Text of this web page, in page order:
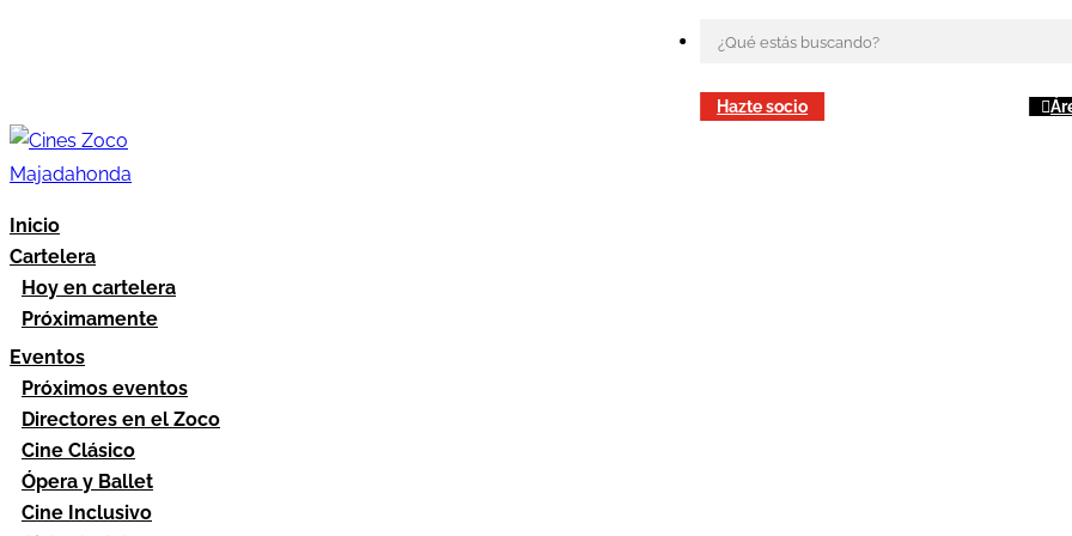
Hazte socio
Inicio
Cartelera
Hoy en cartelera
Próximamente
Eventos
Próximos eventos
Directores en el Zoco
Cine Clásico
Ópera y Ballet
Cine Inclusivo